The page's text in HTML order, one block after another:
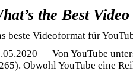
the Best
beste Videoformat für
— Von YouTube
Obwohl YouTube eine